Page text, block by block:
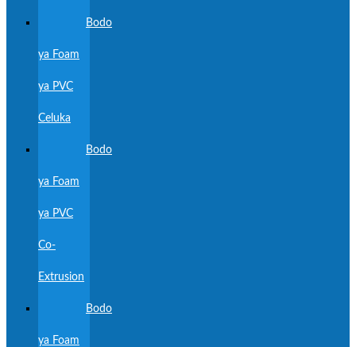
Bodo
ya Foam
ya PVC
Celuka
Bodo
ya Foam
ya PVC
Co-
Extrusion
Bodo
ya Foam